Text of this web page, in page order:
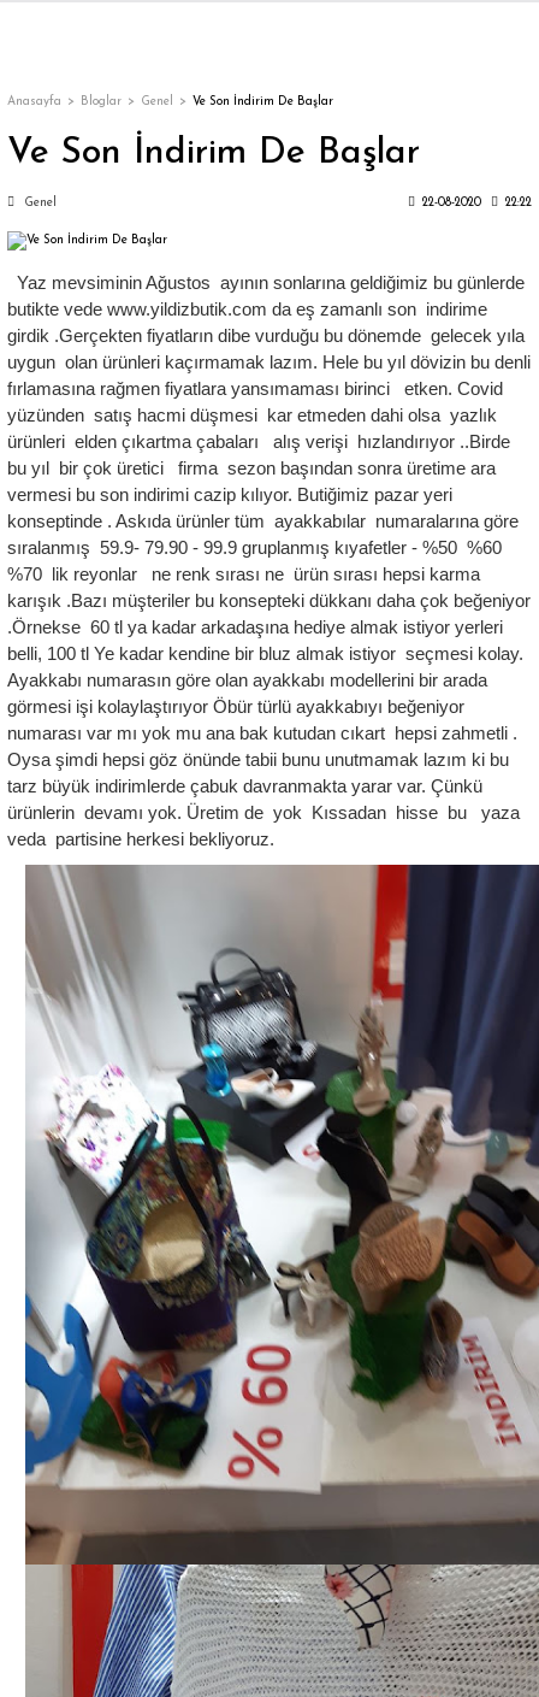
Trençkot
Trençkot
Trençkot
Trençkot
Anasayfa Bloglar Genel Ve Son İndirim De Başlar
Ve Son İndirim De Başlar
Genel 22-08-2020 22:22
Yaz mevsiminin Ağustos ayının sonlarına geldiğimiz bu günlerde
butikte vede www.yildizbutik.com da eş zamanlı son indirime
girdik .Gerçekten fiyatların dibe vurduğu bu dönemde gelecek yıla
uygun olan ürünleri kaçırmamak lazım. Hele bu yıl dövizin bu denli
fırlamasına rağmen fiyatlara yansımaması birinci etken. Covid
yüzünden satış hacmi düşmesi kar etmeden dahi olsa yazlık
ürünleri elden çıkartma çabaları alış verişi hızlandırıyor ..Birde
bu yıl bir çok üretici firma sezon başından sonra üretime ara
vermesi bu son indirimi cazip kılıyor. Butiğimiz pazar yeri
konseptinde . Askıda ürünler tüm ayakkabılar numaralarına göre
sıralanmış 59.9- 79.90 - 99.9 gruplanmış kıyafetler - %50 %60
%70 lik reyonlar ne renk sırası ne ürün sırası hepsi karma
karışık .Bazı müşteriler bu konsepteki dükkanı daha çok beğeniyor
.Örnekse 60 tl ya kadar arkadaşına hediye almak istiyor yerleri
belli, 100 tl Ye kadar kendine bir bluz almak istiyor seçmesi kolay.
Ayakkabı numarasın göre olan ayakkabı modellerini bir arada
görmesi işi kolaylaştırıyor Öbür türlü ayakkabıyı beğeniyor
numarası var mı yok mu ana bak kutudan cıkart hepsi zahmetli .
Oysa şimdi hepsi göz önünde tabii bunu unutmamak lazım ki bu
tarz büyük indirimlerde çabuk davranmakta yarar var. Çünkü
ürünlerin devamı yok. Üretim de yok Kıssadan hisse bu yaza
veda partisine herkesi bekliyoruz.